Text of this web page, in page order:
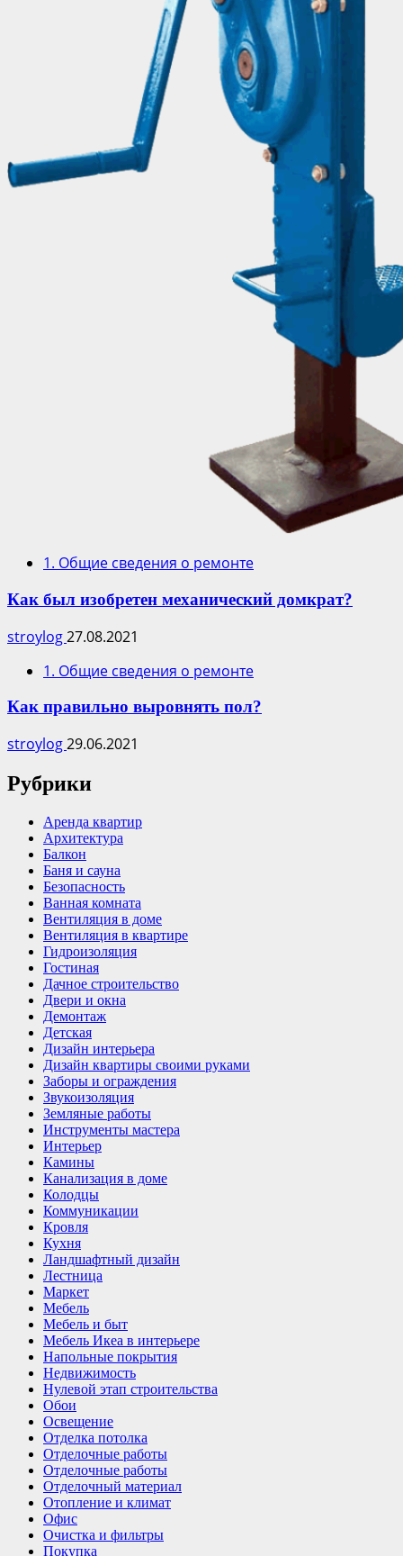
1. Общие сведения о ремонте
Как был изобретен механический домкрат?
stroylog27.08.2021
1. Общие сведения о ремонте
Как правильно выровнять пол?
stroylog29.06.2021
Рубрики
Аренда квартир
Архитектура
Балкон
Баня и сауна
Безопасность
Ванная комната
Вентиляция в доме
Вентиляция в квартире
Гидроизоляция
Гостиная
Дачное строительство
Двери и окна
Демонтаж
Детская
Дизайн интерьера
Дизайн квартиры своими руками
Заборы и ограждения
Звукоизоляция
Земляные работы
Инструменты мастера
Интерьер
Камины
Канализация в доме
Колодцы
Коммуникации
Кровля
Кухня
Ландшафтный дизайн
Лестница
Маркет
Мебель
Мебель и быт
Мебель Икеа в интерьере
Напольные покрытия
Недвижимость
Нулевой этап строительства
Обои
Освещение
Отделка потолка
Отделочные работы
Отделочные работы
Отделочный материал
Отопление и климат
Офис
Очистка и фильтры
Покупка